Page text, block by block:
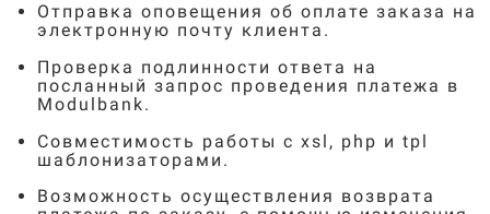
Отправка оповещения об оплате заказа на
электронную почту клиента.
Проверка подлинности ответа на
посланный запрос проведения платежа в
Modulbank.
Совместимость работы с xsl , php и tpl
шаблонизаторами.
Возможность осуществления возврата